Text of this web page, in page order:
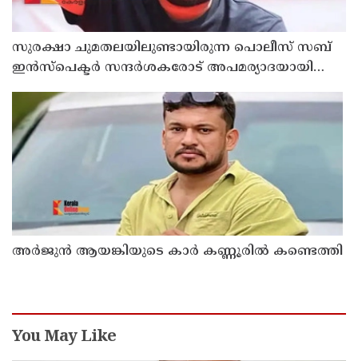
സുരക്ഷാ ചുമതലയിലുണ്ടായിരുന്ന പൊലീസ് സബ്
ഇൻസ്പെക്ടർ സന്ദർശകരോട് അപമര്യാദയായി
പെരുമാറി : എസ്‌.ഐയെ മാറ്റണമെന്ന് അഭിജീത്
ദിപ്കെ
അർജുൻ ആയങ്കിയുടെ കാർ കണ്ണൂരിൽ കണ്ടെത്തി
You May Like